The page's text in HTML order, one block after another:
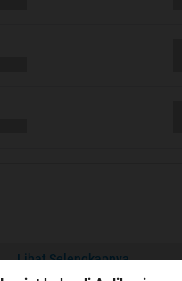
Lihat Selengkapnya